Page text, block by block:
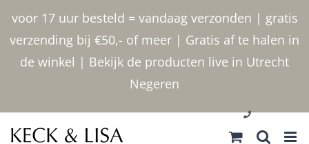
voor 17 uur besteld = vandaag verzonden | gratis
verzending bij €50,- of meer | Gratis af te halen in
de winkel | Bekijk de producten live in Utrecht
Negeren
inhoud
030 2400000